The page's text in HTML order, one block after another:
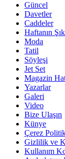
Güncel
Davetler
Caddeler
Haftanın
Moda
Tatil
Söyleşi
Jet Set
Magazin
Yazarlar
Galeri
Video
Bize Ulaşın
Künye
Çerez
Gizlilik ve
Kullanım